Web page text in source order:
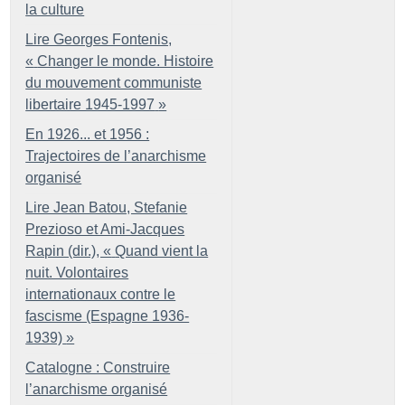
la culture
Lire Georges Fontenis,
« Changer le monde. Histoire
du mouvement communiste
libertaire 1945-1997 »
En 1926... et 1956 :
Trajectoires de l’anarchisme
organisé
Lire Jean Batou, Stefanie
Prezioso et Ami-Jacques
Rapin (dir.), « Quand vient la
nuit. Volontaires
internationaux contre le
fascisme (Espagne 1936-
1939) »
Catalogne : Construire
l’anarchisme organisé